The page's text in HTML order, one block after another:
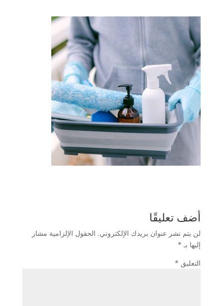
أضف تعليقًا
لن يتم نشر عنوان بريدك الإلكتروني. الحقول الإلزامية مشار
إليها بـ *
التعليق *